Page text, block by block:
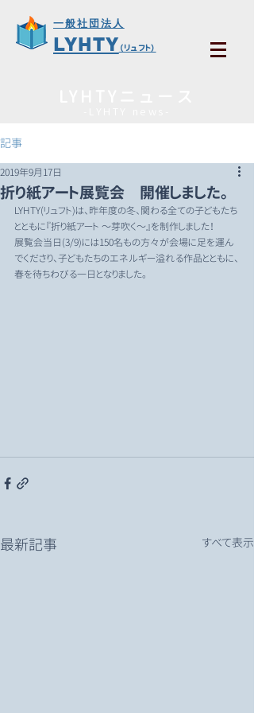
一般社団法人
LYHTY （リュフト）
記事
折り紙アート展覧会 開催しました。
2019年9月17日
LYHTY(リュフト)は、昨年度の冬、関わる全ての子どもたち
とともに『折り紙アート ～芽吹く～』を制作しました！
展覧会当日(3/9)には150名もの方々が会場に足を運ん
でくださり、子どもたちのエネルギー溢れる作品とともに、
春を待ちわびる一日となりました。
最新記事 すべて表示